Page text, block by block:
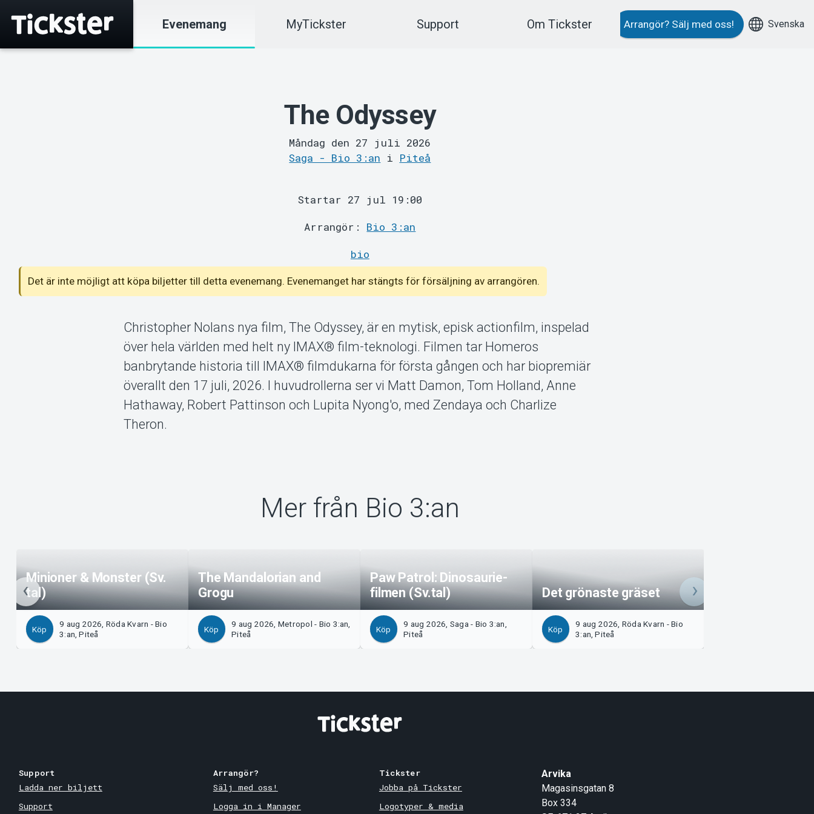
Evenemang MyTickster Support Om Tickster Arrangör? Sälj med oss! Svenska
The Odyssey
Måndag den 27 juli 2026
Saga - Bio 3:an i Piteå
Startar 27 jul 19:00
Arrangör: Bio 3:an
bio
Det är inte möjligt att köpa biljetter till detta evenemang. Evenemanget har stängts för försäljning av arrangören.
Christopher Nolans nya film, The Odyssey, är en mytisk, episk actionfilm, inspelad
över hela världen med helt ny IMAX® film-teknologi. Filmen tar Homeros
banbrytande historia till IMAX® filmdukarna för första gången och har biopremiär
överallt den 17 juli, 2026. I huvudrollerna ser vi Matt Damon, Tom Holland, Anne
Hathaway, Robert Pattinson och Lupita Nyong'o, med Zendaya och Charlize
Theron.
Mer från Bio 3:an
Minioner & Monster (Sv.
tal)
Köp
9 aug 2026, Röda Kvarn - Bio
3:an, Piteå
The Mandalorian and
Grogu
Köp
9 aug 2026, Metropol - Bio 3:an,
Piteå
Paw Patrol: Dinosaurie-
filmen (Sv.tal)
Köp
9 aug 2026, Saga - Bio 3:an,
Piteå
Det grönaste gräset
Köp
9 aug 2026, Röda Kvarn - Bio
3:an, Piteå
Support
Ladda ner biljett
Support
Arrangör?
Sälj med oss!
Logga in i Manager
Tickster
Jobba på Tickster
Logotyper & media
Arvika
Magasinsgatan 8
Box 334